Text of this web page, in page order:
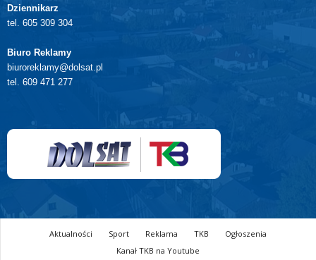
Dziennikarz
tel. 605 309 304
Biuro Reklamy
biuroreklamy@dolsat.pl
tel. 609 471 277
Aktualności Sport Reklama TKB
Ogłoszenia
Kanał TKB na Youtube